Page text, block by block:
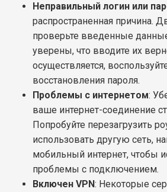
Неправильный логин или
распространенная причина.
проверьте введенные
уверены, что вводите их
осуществляется,
восстановления пароля.
Проблемы с интернетом:
ваше интернет-соединение
Попробуйте перезагрузить
использовать другую сеть,
мобильный интернет, чтобы
проблемы с подключением.
Включен VPN: Некоторые